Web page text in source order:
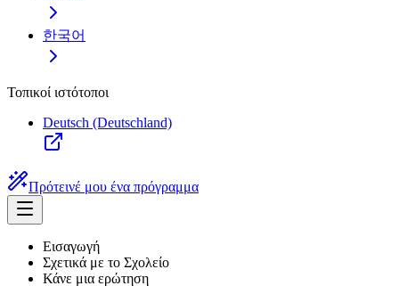
한국어
Τοπικοί ιστότοποι
Deutsch (Deutschland)
Πρότεινέ μου ένα πρόγραμμα
Εισαγωγή
Σχετικά με το Σχολείο
Κάνε μια ερώτηση